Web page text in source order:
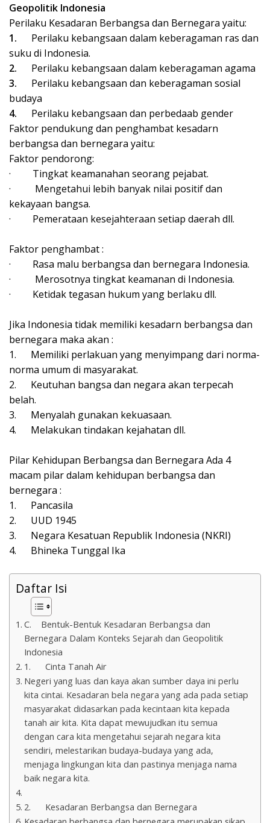
Geopolitik Indonesia
Perilaku Kesadaran Berbangsa dan Bernegara yaitu:
1.
Perilaku kebangsaan dalam keberagaman ras dan
suku di Indonesia.
2.
Perilaku kebangsaan dalam keberagaman agama
3.
Perilaku kebangsaan dan keberagaman sosial
budaya
4.
Perilaku kebangsaan dan perbedaab gender
Faktor pendukung dan penghambat kesadarn
berbangsa dan bernegara yaitu:
Faktor pendorong:
·
Tingkat keamanahan seorang pejabat.
·
Mengetahui lebih banyak nilai positif dan
kekayaan bangsa.
·
Pemerataan kesejahteraan setiap daerah dll.
Faktor penghambat :
·
Rasa malu berbangsa dan bernegara Indonesia.
·
Merosotnya tingkat keamanan di Indonesia.
·
Ketidak tegasan hukum yang berlaku dll.
Jika Indonesia tidak memiliki kesadarn berbangsa dan
bernegara maka akan :
1.
Memiliki perlakuan yang menyimpang dari norma-
norma umum di masyarakat.
2.
Keutuhan bangsa dan negara akan terpecah
belah.
3.
Menyalah gunakan kekuasaan.
4.
Melakukan tindakan kejahatan dll.
Pilar Kehidupan Berbangsa dan Bernegara Ada 4
macam pilar dalam kehidupan berbangsa dan
bernegara :
1.
Pancasila
2.
UUD 1945
3.
Negara Kesatuan Republik Indonesia (NKRI)
4.
Bhineka Tunggal Ika
Daftar Isi
C. Bentuk-Bentuk Kesadaran Berbangsa dan
Bernegara Dalam Konteks Sejarah dan Geopolitik
Indonesia
1. Cinta Tanah Air
Negeri yang luas dan kaya akan sumber daya ini perlu
kita cintai. Kesadaran bela negara yang ada pada setiap
masyarakat didasarkan pada kecintaan kita kepada
tanah air kita. Kita dapat mewujudkan itu semua
dengan cara kita mengetahui sejarah negara kita
sendiri, melestarikan budaya-budaya yang ada,
menjaga lingkungan kita dan pastinya menjaga nama
baik negara kita.
2. Kesadaran Berbangsa dan Bernegara